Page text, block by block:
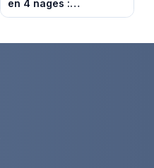
en 4 nages :
découvrez son
aux Championnats